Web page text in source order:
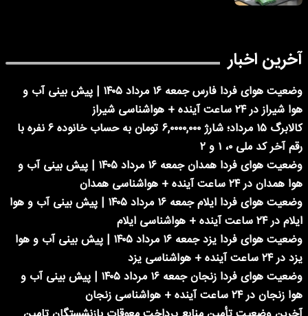
آخرین اخبار
وضعیت هوای فردا فارس جمعه ۱۶ مرداد ۱۴۰۵ | پیش بینی آب و
هوا شیراز در ۲۴ ساعت آینده + هواشناسی شیراز
کالابرگ ۱۵ مرداد؛ شارژ ۶,۰۰۰۰,۰۰۰ تومان به حساب خانوده ۶ نفره با
رقم آخر کد ملی ۰، ۱ و ۲
وضعیت هوای فردا همدان جمعه ۱۶ مرداد ۱۴۰۵ | پیش بینی آب و
هوا همدان در ۲۴ ساعت آینده + هواشناسی همدان
وضعیت هوای فردا ایلام جمعه ۱۶ مرداد ۱۴۰۵ | پیش بینی آب و هوا
ایلام در ۲۴ ساعت آینده + هواشناسی ایلام
وضعیت هوای فردا یزد جمعه ۱۶ مرداد ۱۴۰۵ | پیش بینی آب و هوا
یزد در ۲۴ ساعت آینده + هواشناسی یزد
وضعیت هوای فردا زنجان جمعه ۱۶ مرداد ۱۴۰۵ | پیش بینی آب و
هوا زنجان در ۲۴ ساعت آینده + هواشناسی زنجان